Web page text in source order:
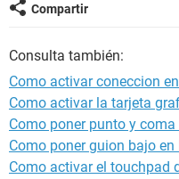
Compartir
Consulta también:
Como activar coneccion
Como activar la tarjeta
Como poner punto y coma
Como poner guion bajo en
Como activar el touchpad